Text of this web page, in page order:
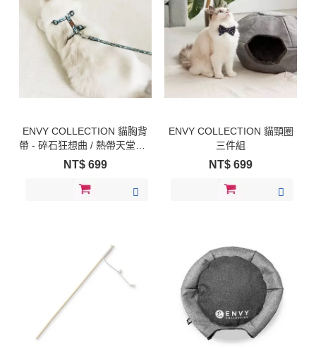
ENVY COLLECTION 貓胸背
帶 - 碎石狂想曲 / 熱帶天堂鳥 /
馬賽克風暴
NT$ 699
ENVY COLLECTION 貓頸圈
三件組
NT$699